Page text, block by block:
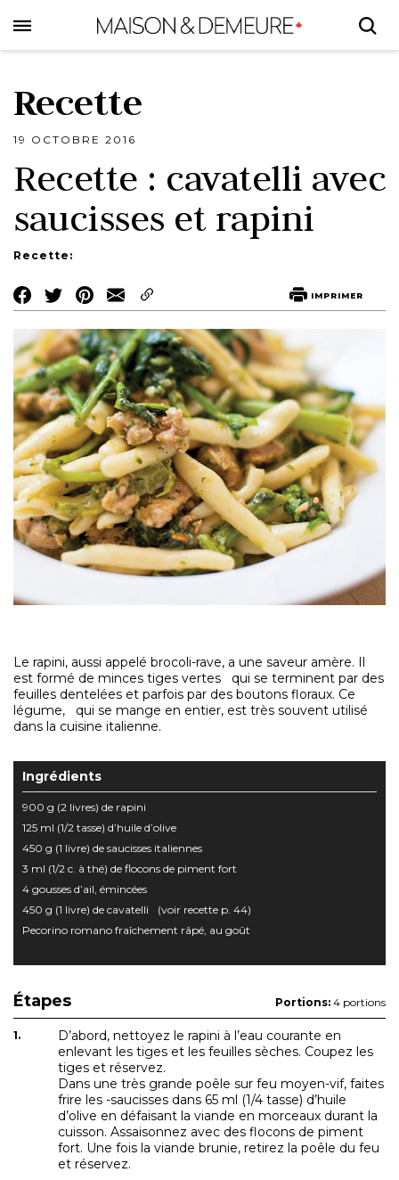
to
main
Recette
19 OCTOBRE 2016
Recette : cavatelli avec
saucisses et rapini
Recette:
Share
on
Facebook
Share
on
Twitter
Share
on
Pinterest
IMPRIMER
Le rapini, aussi appelé brocoli-rave, a une saveur amère. Il
est formé de minces tiges vertes qui se terminent par des
feuilles dentelées et parfois par des boutons floraux. Ce
légume, qui se mange en entier, est très souvent utilisé
dans la cuisine italienne.
Ingrédients
900 g (2 livres) de rapini
125 ml (1/2 tasse) d’huile d’olive
450 g (1 livre) de saucisses italiennes
3 ml (1/2 c. à thé) de flocons de piment fort
4 gousses d’ail, émincées
450 g (1 livre) de cavatelli (voir recette p. 44)
Pecorino romano fraîchement râpé, au goût
Étapes Portions: 4 portions
D’abord, nettoyez le rapini à l’eau courante en
enlevant les tiges et les feuilles sèches. Coupez les
tiges et réservez.
Dans une très grande poêle sur feu moyen-vif, faites
frire les -saucisses dans 65 ml (1/4 tasse) d’huile
d’olive en défaisant la viande en morceaux durant la
cuisson. Assaisonnez avec des flocons de piment
fort. Une fois la viande brunie, retirez la poêle du feu
et réservez.